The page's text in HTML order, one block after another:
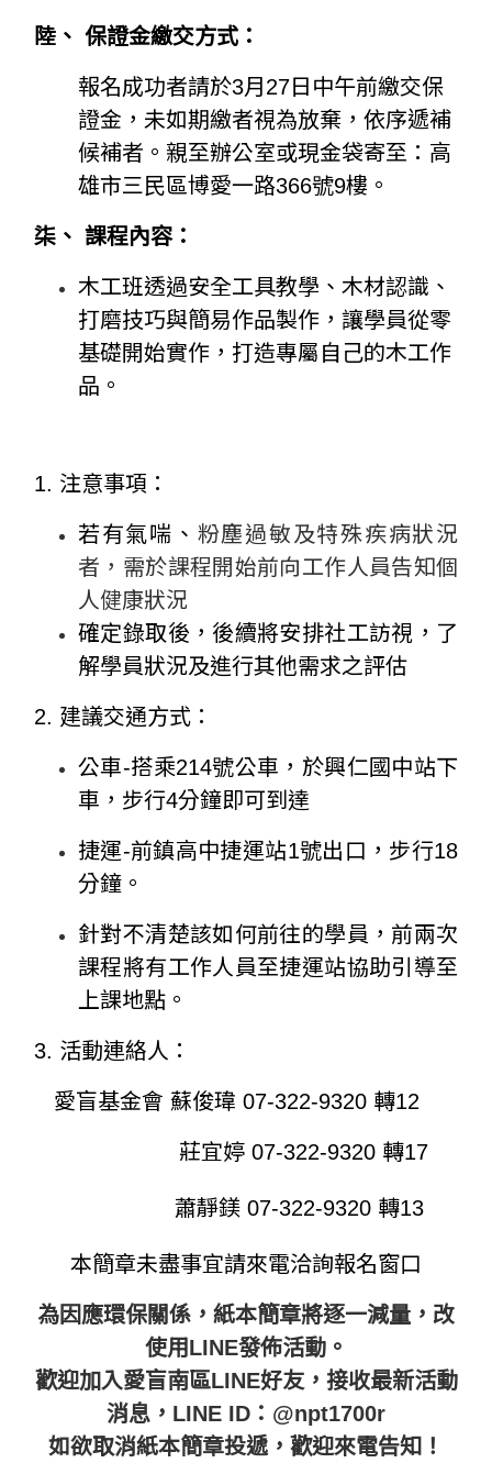
陸、 保證金繳交方式：
報名成功者請於3月27日中午前繳交保
證金，未如期繳者視為放棄，依序遞補
候補者。親至辦公室或現金袋寄至：高
雄市三民區博愛一路366號9樓。
柒、 課程內容：
木工班透過安全工具教學、木材認識、
打磨技巧與簡易作品製作，讓學員從零
基礎開始實作，打造專屬自己的木工作
品。
1. 注意事項：
若有氣喘、 粉塵過敏及特殊疾病狀況
者，需於課程開始前向工作人員告知個
人健康狀況
確定錄取後，後續將安排社工訪視，了
解學員狀況及進行其他需求之評估
2. 建議交通方式：
公車-搭乘214號公車，於興仁國中站下
車，步行4分鐘即可到達
捷運-前鎮高中捷運站1號出口，步行18
分鐘。
針對不清楚該如何前往的學員，前兩次
課程將有工作人員至捷運站協助引導至
上課地點。
3. 活動連絡人：
愛盲基金會 蘇俊瑋 07-322-9320 轉12
莊宜婷 07-322-9320 轉17
蕭靜鎂 07-322-9320 轉13
本簡章未盡事宜請來電洽詢報名窗口
為因應環保關係，紙本簡章將逐一減量，改
使用LINE發佈活動。
歡迎加入愛盲南區LINE好友，接收最新活動
消息，LINE ID：@npt1700r
如欲取消紙本簡章投遞，歡迎來電告知！